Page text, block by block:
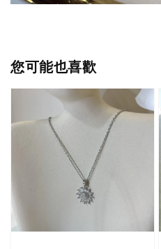
您可能也喜歡